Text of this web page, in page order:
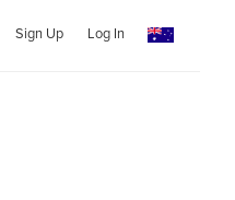
Sign Up Log In